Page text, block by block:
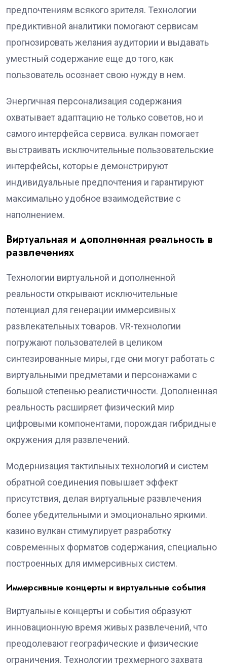
предпочтениям всякого зрителя. Технологии
предиктивной аналитики помогают сервисам
прогнозировать желания аудитории и выдавать
уместный содержание еще до того, как
пользователь осознает свою нужду в нем.
Энергичная персонализация содержания
охватывает адаптацию не только советов, но и
самого интерфейса сервиса. вулкан помогает
выстраивать исключительные пользовательские
интерфейсы, которые демонстрируют
индивидуальные предпочтения и гарантируют
максимально удобное взаимодействие с
наполнением.
Виртуальная и дополненная реальность в
развлечениях
Технологии виртуальной и дополненной
реальности открывают исключительные
потенциал для генерации иммерсивных
развлекательных товаров. VR-технологии
погружают пользователей в целиком
синтезированные миры, где они могут работать с
виртуальными предметами и персонажами с
большой степенью реалистичности. Дополненная
реальность расширяет физический мир
цифровыми компонентами, порождая гибридные
окружения для развлечений.
Модернизация тактильных технологий и систем
обратной соединения повышает эффект
присутствия, делая виртуальные развлечения
более убедительными и эмоционально яркими.
казино вулкан стимулирует разработку
современных форматов содержания, специально
построенных для иммерсивных систем.
Иммерсивные концерты и виртуальные события
Виртуальные концерты и события образуют
инновационную время живых развлечений, что
преодолевают географические и физические
ограничения. Технологии трехмерного захвата